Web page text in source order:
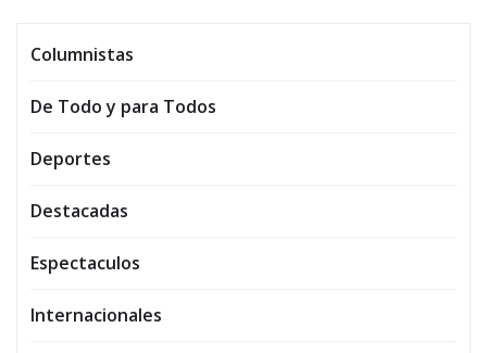
Columnistas
De Todo y para Todos
Deportes
Destacadas
Espectaculos
Internacionales